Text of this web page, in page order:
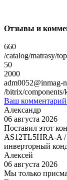
Отзывы и
660
/catalog/matrasy/
50
2000
adm0052@inmag-
/bitrix/components/
Ваш
Александр
06 августа 2026
Поставил этот
AS12TL5HRA-A
инверторный
Алексей
06 августа 2026
Мы только